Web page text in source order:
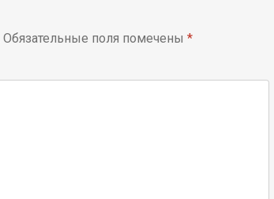
Обязательные поля помечены*